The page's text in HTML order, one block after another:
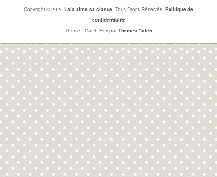
Copyright © 2026 Lala aime sa classe . Tous Droits Réservés. Politique de
confidentialité
Thème : Catch Box parThèmes Catch